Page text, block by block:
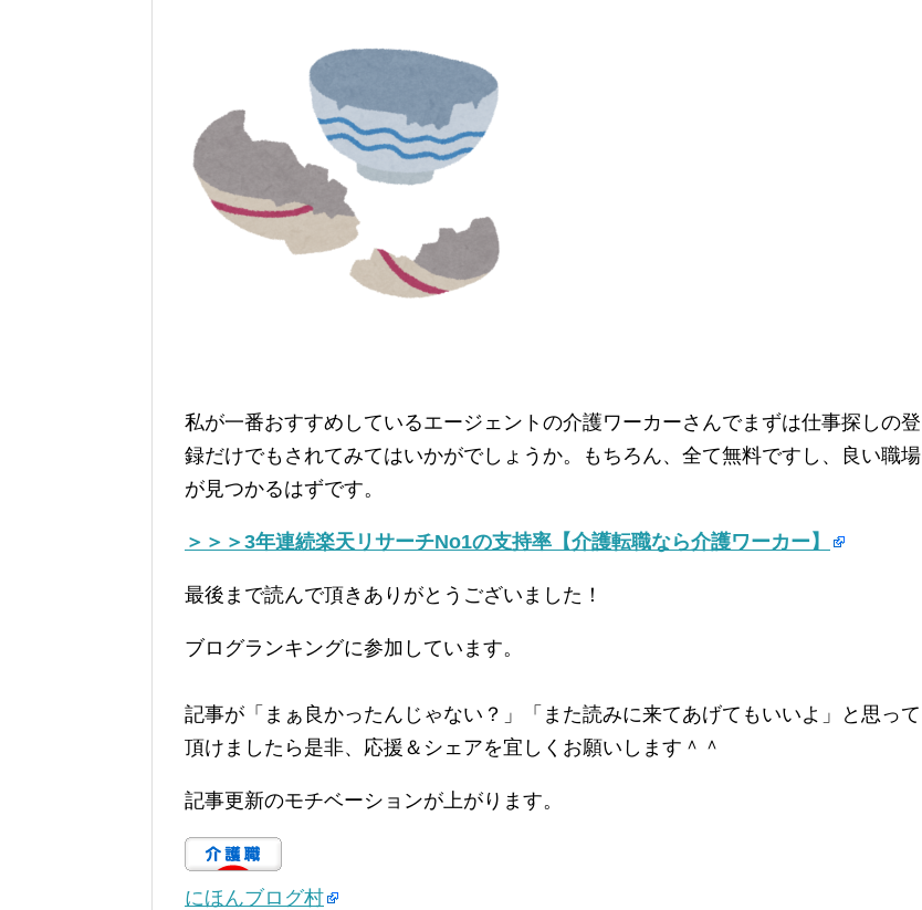
私が一番おすすめしているエージェントの介護ワーカーさんでまずは仕事探しの登
録だけでもされてみてはいかがでしょうか。もちろん、全て無料ですし、良い職場
が見つかるはずです。
＞＞＞3年連続楽天リサーチNo1の支持率【介護転職なら介護ワーカー】
最後まで読んで頂きありがとうございました！
ブログランキングに参加しています。
記事が「まぁ良かったんじゃない？」「また読みに来てあげてもいいよ」と思って
頂けましたら是非、応援＆シェアを宜しくお願いします＾＾
記事更新のモチベーションが上がります。
にほんブログ村